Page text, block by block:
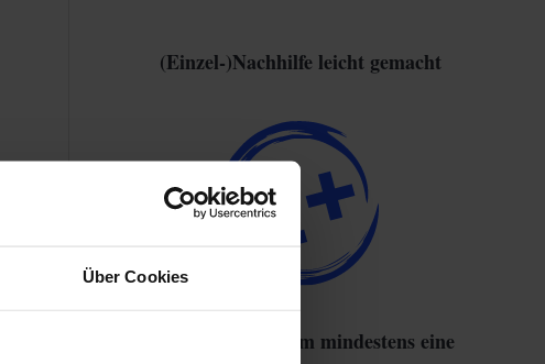
Über Cookies
(Einzel-)Nachhilfe leicht gemacht
93% haben sich um mindestens eine